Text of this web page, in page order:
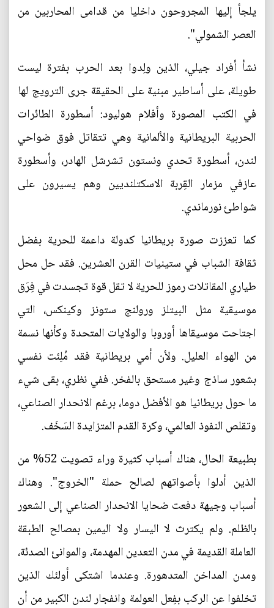
يلجأ إليها المجروحون داخليا من قدامى المحاربين من
العصر الشمولي".
نشأ أفراد جيلي، الذين ولِدوا بعد الحرب بفترة ليست
طويلة، على أساطير مبنية على الحقيقة جرى الترويج لها
في الكتب المصورة وأفلام هوليود: أسطورة الطائرات
الحربية البريطانية والألمانية وهي تتقاتل فوق ضواحي
لندن، أسطورة تحدي ونستون تشرشل الهادر، وأسطورة
عازفي مزمار القِربة الاسكتلنديين وهم يسيرون على
شواطئ نورماندي.
كما تعززت صورة بريطانيا كدولة داعمة للحرية بفضل
ثقافة الشباب في ستينيات القرن العشرين. فقد حل محل
طياري المقاتلات رموز للحرية لا تقل قوة تجسدت في فِرَق
موسيقية مثل البيتلز ورولنج ستونز وكينكس، التي
اجتاحت موسيقاها أوروبا والولايات المتحدة وكأنها نسمة
من الهواء العليل. ولأن أمي بريطانية فقد مُلِئت نفسي
بشعور ساذج وغير مستحق بالفخر. ففي نظري، بقى شيء
ما حول بريطانيا هو الأفضل دوما، برغم الانحدار الصناعي،
وتقلص النفوذ العالمي، وكرة القدم المتزايدة السَخَف.
بطبيعة الحال، هناك أسباب كثيرة وراء تصويت 52% من
الذين أدلوا بأصواتهم لصالح حملة "الخروج". وهناك
أسباب وجيهة دفعت ضحايا الانحدار الصناعي إلى الشعور
بالظلم. ولم يكترث لا اليسار ولا اليمين بمصالح الطبقة
العاملة القديمة في مدن التعدين المهدمة، والموانئ الصدئة،
ومدن المداخن المتدهورة. وعندما اشتكى أولئك الذين
تخلفوا عن الركب بفِعل العولمة وانفجار لندن الكبير من أن